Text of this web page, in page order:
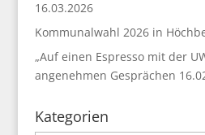
16.03.2026
Kommunalwahl 2026 in
„Auf einen Espresso mit der
angenehmen Gesprächen
Kategorien